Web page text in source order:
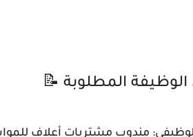
المطلوبة 📝
مندوب مشتريات أعلاف